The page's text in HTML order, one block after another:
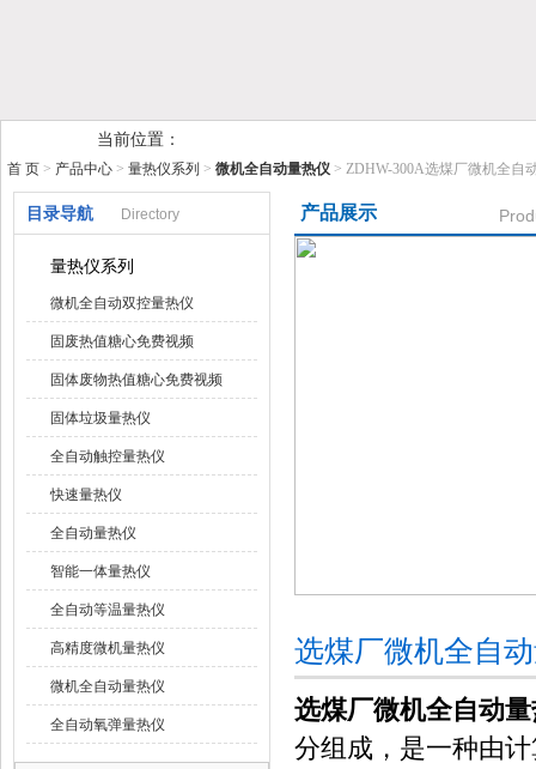
鹤壁市糖心VIOG破解版仪器仪表有限公司
当前位置：
首 页 > 产品中心 > 量热仪系列 > 微机全自动量热仪 > ZDHW-300A选煤厂微机全自
目录导航 Directory
量热仪系列
微机全自动双控量热仪
固废热值糖心免费视频
固体废物热值糖心免费视频
固体垃圾量热仪
全自动触控量热仪
快速量热仪
全自动量热仪
智能一体量热仪
全自动等温量热仪
高精度微机量热仪
微机全自动量热仪
全自动氧弹量热仪
产品展示
选煤厂微机全自
选煤厂微机全自动
分组成，是一种由